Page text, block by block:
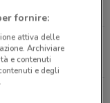
Torinese
fornire:
attiva delle
Archiviare
e contenuti
e degli